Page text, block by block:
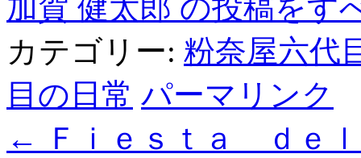
加賀 健太郎 の投稿をす
カテゴリー: 粉奈屋六代
目の日常 パーマリンク
←
Ｆｉｅｓｔａ ｄｅ